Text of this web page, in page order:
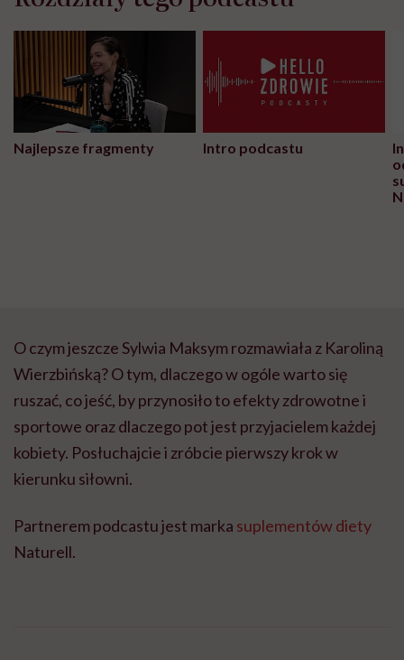
Najlepsze fragmenty Intro podcastu
O czym jeszcze Sylwia Maksym rozmawiała z Karoliną
Wierzbińską? O tym, dlaczego w ogóle warto się
ruszać, co jeść, by przynosiło to efekty zdrowotne i
sportowe oraz dlaczego pot jest przyjacielem każdej
kobiety. Posłuchajcie i zróbcie pierwszy krok w
kierunku siłowni.
Partnerem podcastu jest marka suplementów diety
Naturell.